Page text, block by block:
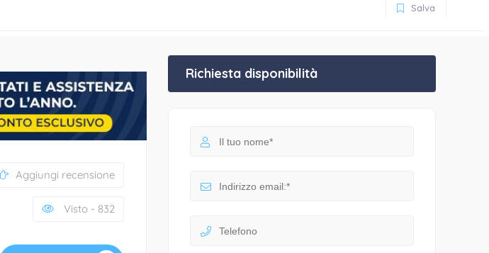
Salva
Aggiungi recensione
Visto - 832
Richiesta disponibilità